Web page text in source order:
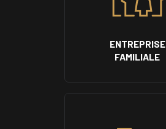
ENTREPRISE
FAMILIALE